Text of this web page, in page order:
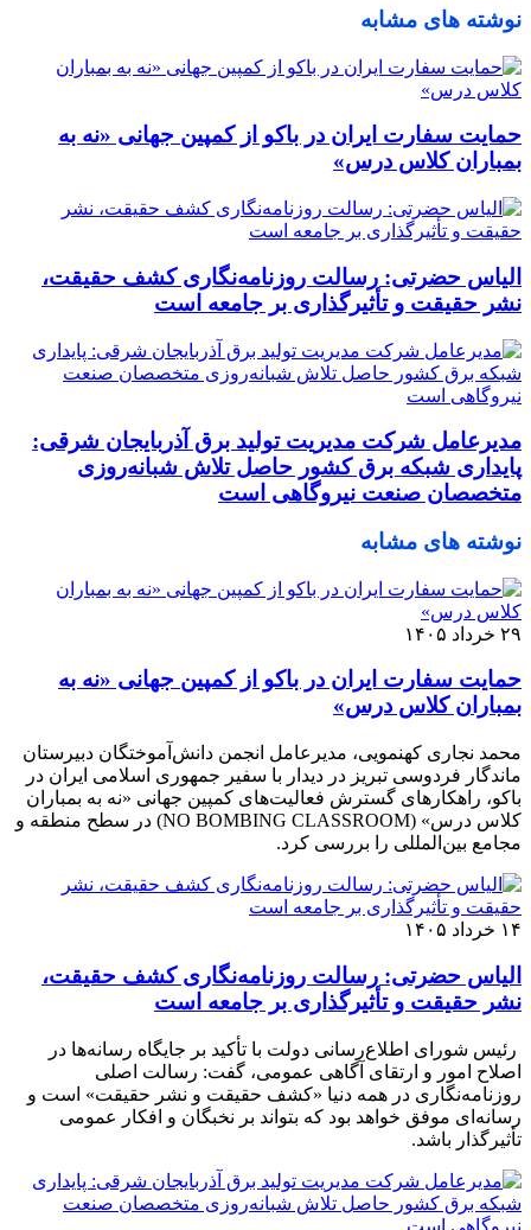
نوشته های مشابه
حمایت سفارت ایران در باکو از کمپین جهانی «نه به
بمباران کلاس درس»
الیاس حضرتی: رسالت روزنامه‌نگاری کشف حقیقت،
نشر حقیقت و تأثیرگذاری بر جامعه است
مدیرعامل شرکت مدیریت تولید برق آذربایجان شرقی:
پایداری شبکه برق کشور حاصل تلاش شبانه‌روزی
متخصصان صنعت نیروگاهی است
نوشته های مشابه
۲۹ خرداد ۱۴۰۵
حمایت سفارت ایران در باکو از کمپین جهانی «نه به
بمباران کلاس درس»
محمد نجاری کهنمویی، مدیرعامل انجمن دانش‌آموختگان دبیرستان
ماندگار فردوسی تبریز در دیدار با سفیر جمهوری اسلامی ایران در
باکو، راهکارهای گسترش فعالیت‌های کمپین جهانی «نه به بمباران
کلاس درس» (NO BOMBING CLASSROOM) در سطح منطقه و
مجامع بین‌المللی را بررسی کرد.
۱۴ خرداد ۱۴۰۵
الیاس حضرتی: رسالت روزنامه‌نگاری کشف حقیقت،
نشر حقیقت و تأثیرگذاری بر جامعه است
رئیس شورای اطلاع‌رسانی دولت با تأکید بر جایگاه رسانه‌ها در
اصلاح امور و ارتقای آگاهی عمومی، گفت: رسالت اصلی
روزنامه‌نگاری در همه دنیا «کشف حقیقت و نشر حقیقت» است و
رسانه‌ای موفق خواهد بود که بتواند بر نخبگان و افکار عمومی
تأثیرگذار باشد.